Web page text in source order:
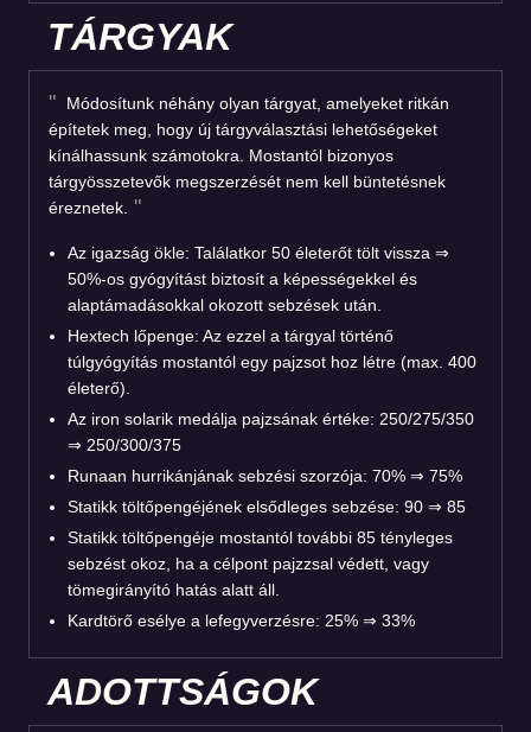
TÁRGYAK
Módosítunk néhány olyan tárgyat, amelyeket ritkán
építetek meg, hogy új tárgyválasztási lehetőségeket
kínálhassunk számotokra. Mostantól bizonyos
tárgyösszetevők megszerzését nem kell büntetésnek
éreznetek.
Az igazság ökle: Találatkor 50 életerőt tölt vissza ⇒
50%-os gyógyítást biztosít a képességekkel és
alaptámadásokkal okozott sebzések után.
Hextech lőpenge: Az ezzel a tárgyal történő
túlgyógyítás mostantól egy pajzsot hoz létre (max. 400
életerő).
Az iron solarik medálja pajzsának értéke: 250/275/350
⇒ 250/300/375
Runaan hurrikánjának sebzési szorzója: 70% ⇒ 75%
Statikk töltőpengéjének elsődleges sebzése: 90 ⇒ 85
Statikk töltőpengéje mostantól további 85 tényleges
sebzést okoz, ha a célpont pajzzsal védett, vagy
tömegirányító hatás alatt áll.
Kardtörő esélye a lefegyverzésre: 25% ⇒ 33%
ADOTTSÁGOK